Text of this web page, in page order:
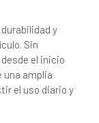
y
Sin
el inicio
una amplia
el uso diario y